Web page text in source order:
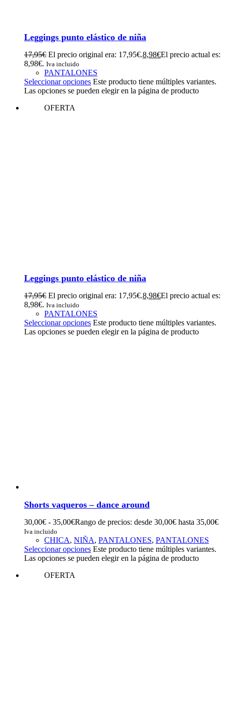
Leggings punto elástico de niña
17,95€ El precio original era: 17,95€.8,98€El precio actual es:
8,98€. Iva incluido
PANTALONES
Seleccionar opciones Este producto tiene múltiples variantes.
Las opciones se pueden elegir en la página de producto
OFERTA
Leggings punto elástico de niña
17,95€ El precio original era: 17,95€.8,98€El precio actual es:
8,98€. Iva incluido
PANTALONES
Seleccionar opciones Este producto tiene múltiples variantes.
Las opciones se pueden elegir en la página de producto
Shorts vaqueros – dance around
30,00€ - 35,00€Rango de precios: desde 30,00€ hasta 35,00€
Iva incluido
CHICA, NIÑA, PANTALONES, PANTALONES
Seleccionar opciones Este producto tiene múltiples variantes.
Las opciones se pueden elegir en la página de producto
OFERTA